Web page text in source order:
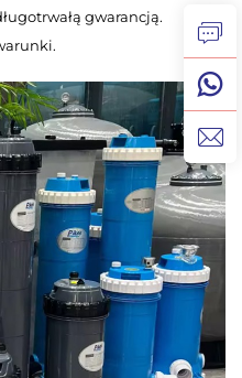
gwarancją.